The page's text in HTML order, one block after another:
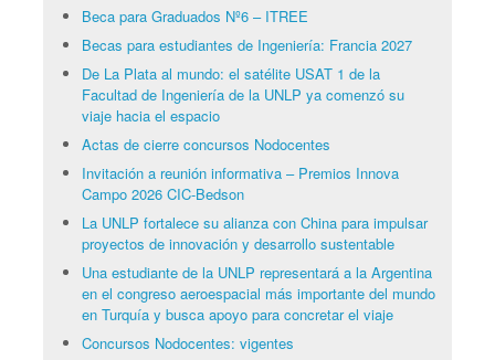
Beca para Graduados Nº6 – ITREE
Becas para estudiantes de Ingeniería: Francia 2027
De La Plata al mundo: el satélite USAT 1 de la
Facultad de Ingeniería de la UNLP ya comenzó su
viaje hacia el espacio
Actas de cierre concursos Nodocentes
Invitación a reunión informativa – Premios Innova
Campo 2026 CIC-Bedson
La UNLP fortalece su alianza con China para impulsar
proyectos de innovación y desarrollo sustentable
Una estudiante de la UNLP representará a la Argentina
en el congreso aeroespacial más importante del mundo
en Turquía y busca apoyo para concretar el viaje
Concursos Nodocentes: vigentes